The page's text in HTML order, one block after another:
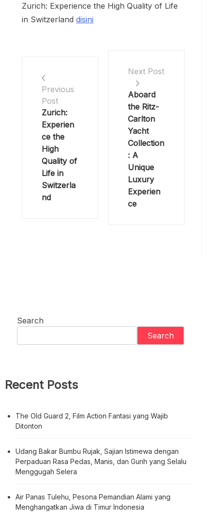
Zurich: Experience the High Quality of Life
in Switzerland disini
Previous
Post
Zurich:
Experien
ce the
High
Quality of
Life in
Switzerla
nd
Next Post
Aboard
the Ritz-
Carlton
Yacht
Collection
: A
Unique
Luxury
Experien
ce
Search
Search
Recent Posts
The Old Guard 2, Film Action Fantasi yang Wajib
Ditonton
Udang Bakar Bumbu Rujak, Sajian Istimewa dengan
Perpaduan Rasa Pedas, Manis, dan Gurih yang Selalu
Menggugah Selera
Air Panas Tulehu, Pesona Pemandian Alami yang
Menghangatkan Jiwa di Timur Indonesia